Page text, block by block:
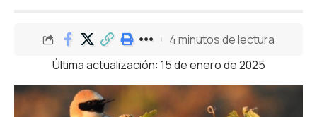
Última actualización: 15 de enero de 2025
4 minutos de lectura